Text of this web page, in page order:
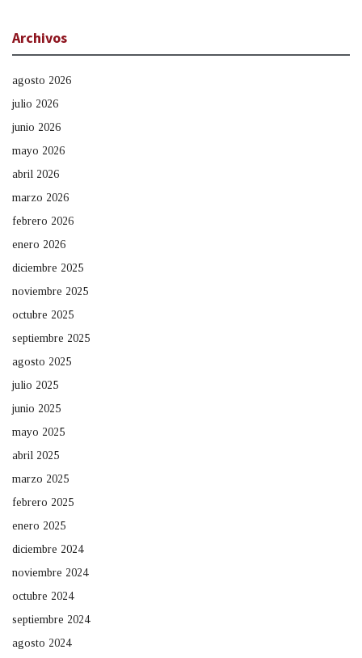
Archivos
agosto 2026
julio 2026
junio 2026
mayo 2026
abril 2026
marzo 2026
febrero 2026
enero 2026
diciembre 2025
noviembre 2025
octubre 2025
septiembre 2025
agosto 2025
julio 2025
junio 2025
mayo 2025
abril 2025
marzo 2025
febrero 2025
enero 2025
diciembre 2024
noviembre 2024
octubre 2024
septiembre 2024
agosto 2024